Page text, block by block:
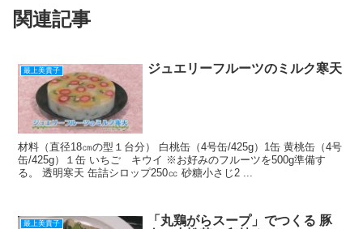
o
k
関連記事
最上美貴子 ジュエリーフルーツのミルク寒天
材料（直径18㎝の型１台分） 白桃缶（4号缶/425g）1缶 黄桃缶（4号
缶/425g）１缶 いちご キウイ ※お好みのフルーツを500g準備す
る。 透明寒天 缶詰シロップ250㏄ 砂糖小さじ2 ...
最上美貴子
「丸鶏がらスープ」でつくる 豚